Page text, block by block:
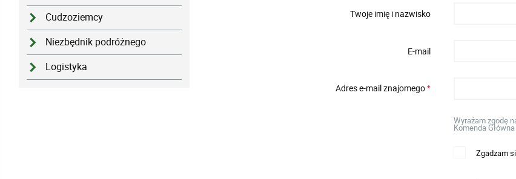
Cudzoziemcy
Niezbędnik podróżnego
Logistyka
Twoje imię i nazwisko
E-mail
Adres e-mail znajomego*
Wyrażam zgodę
Komenda
Zgadzam